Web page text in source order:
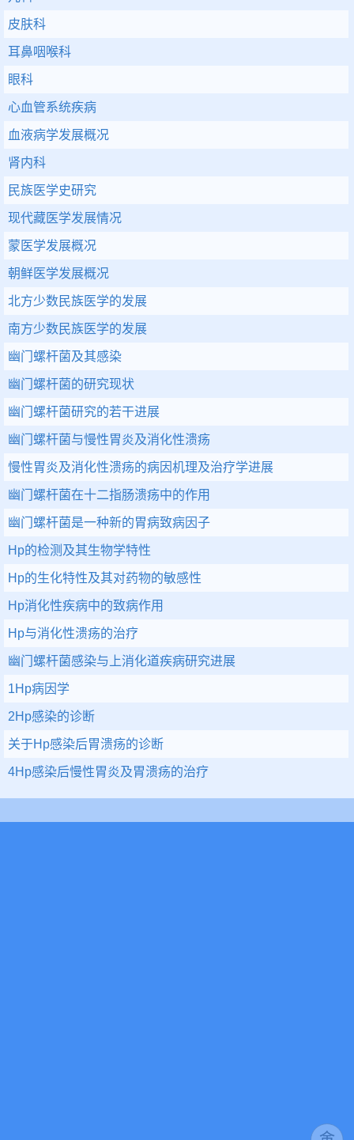
皮肤科
耳鼻咽喉科
眼科
心血管系统疾病
血液病学发展概况
肾内科
民族医学史研究
现代藏医学发展情况
蒙医学发展概况
朝鲜医学发展概况
北方少数民族医学的发展
南方少数民族医学的发展
幽门螺杆菌及其感染
幽门螺杆菌的研究现状
幽门螺杆菌研究的若干进展
幽门螺杆菌与慢性胃炎及消化性溃疡
慢性胃炎及消化性溃疡的病因机理及治疗学进展
幽门螺杆菌在十二指肠溃疡中的作用
幽门螺杆菌是一种新的胃病致病因子
Hp的检测及其生物学特性
Hp的生化特性及其对药物的敏感性
Hp消化性疾病中的致病作用
Hp与消化性溃疡的治疗
幽门螺杆菌感染与上消化道疾病研究进展
1Hp病因学
2Hp感染的诊断
关于Hp感染后胃溃疡的诊断
4Hp感染后慢性胃炎及胃溃疡的治疗